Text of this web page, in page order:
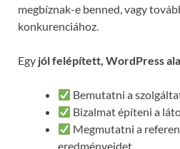
megbíznak-e benned, vagy
konkurenciához.
Egy jól felépített, WordPress
Bemutatni a
Bizalmat építeni a
Megmutatni a
eredményeidet